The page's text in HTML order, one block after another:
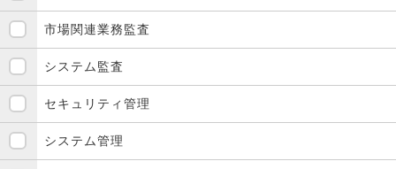
市場関連業務監査
システム監査
セキュリティ管理
システム管理